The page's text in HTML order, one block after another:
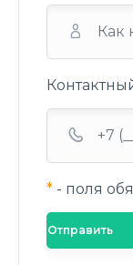
* - поля